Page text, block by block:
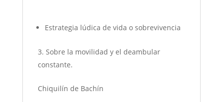
Estrategia lúdica de vida o sobrevivencia
Sobre la movilidad y el deambular
constante.
Chiquilín de Bachín